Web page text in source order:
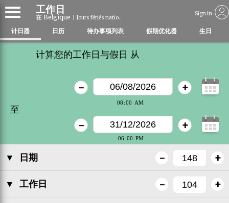
工作日
在 Belgique | Jours fériés natio..
Sign in
计日器 日历 待办事项列表 假期优化器 生日
计算您的工作日与假日 从
+
-
至
+
-
▼ 日期 +
-
▼ 工作日 +
-